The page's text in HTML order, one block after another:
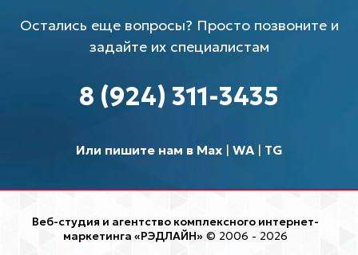
Остались еще вопросы? Просто позвоните и
задайте их специалистам
8 (924) 311-3435
Или пишите нам в Max| WA| TG
Веб-студия и агентство комплексного интернет-
маркетинга «РЭДЛАЙН» © 2006 - 2026